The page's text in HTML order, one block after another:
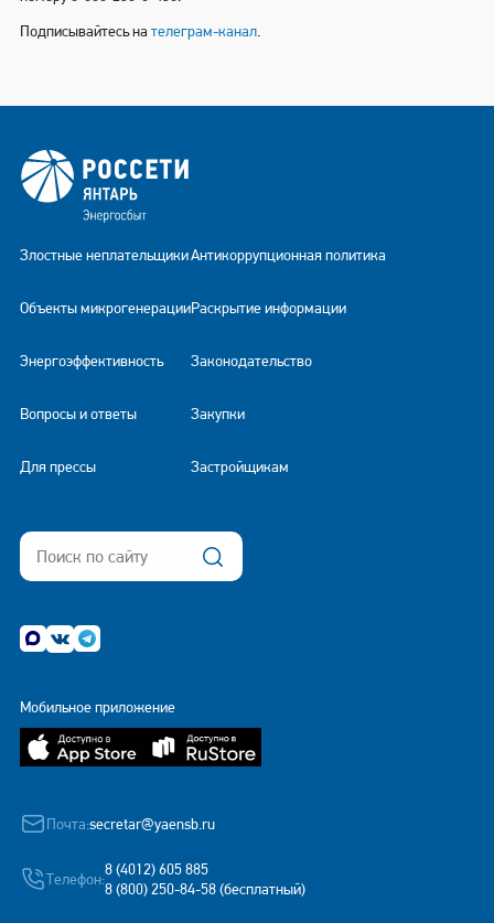
Подписывайтесь на телеграм-канал
Почта:secretar@yaensb.ru
Телефон:
8 (4012) 605 885
8 (800) 250-84-58 (бесплатный)
Злостные неплательщики
Объекты микрогенерации
Энергоэффективность
Вопросы и ответы
Для прессы
Антикоррупционная политика
Раскрытие информации
Законодательство
Закупки
Застройщикам
Мобильное приложение